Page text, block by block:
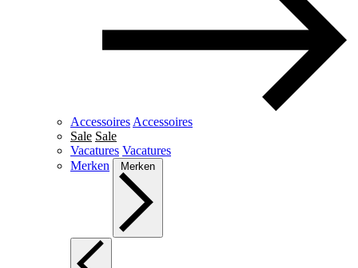
Accessoires Accessoires
Sale Sale
Vacatures Vacatures
Merken
Merken